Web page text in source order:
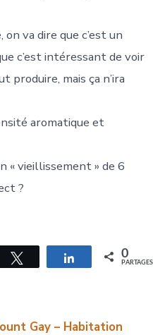
va dire que c’est un
c’est intéressant de voir
produire, mais ça n’ira
aromatique et
« vieillissement » de 6
?
Tweetez Partagez 0
PARTAGES
Gay – Habitation